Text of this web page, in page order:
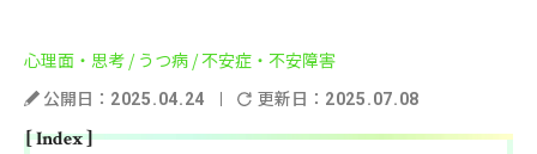
心理面・思考 / うつ病 / 不安症・不安障害
公開日： 2025.04.24 更新日： 2025.07.08
[ Index ]